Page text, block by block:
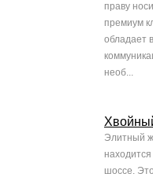
праву
премиум
обладает
необ...
Элитный
шоссе.